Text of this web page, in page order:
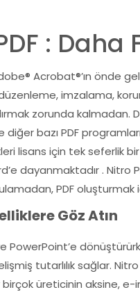
: Daha
Acrobat®’ın önde
imzalama,
zorunda kalmadan.
bazı PDF
lisans için tek seferlik
dayanmaktadır . Nitro
PDF oluşturmak
Göz Atın
PowerPoint’e
tutarlılık sağlar.
üreticinin aksine, e-